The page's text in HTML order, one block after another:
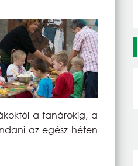
a tanárokig, a
az egész héten